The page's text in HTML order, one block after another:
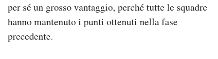
per sé un grosso vantaggio, perché tutte le squadre
hanno mantenuto i punti ottenuti nella fase
precedente.